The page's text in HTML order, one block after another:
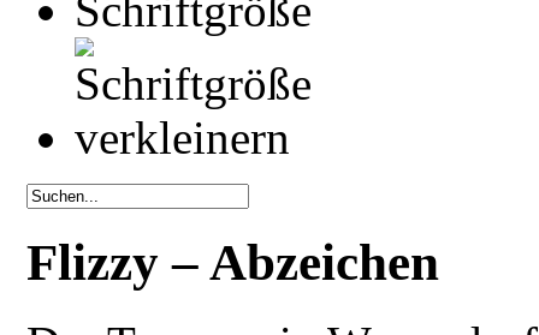
Flizzy – Abzeichen